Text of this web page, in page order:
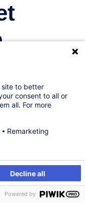
site to better
consent to all or
all. For more
Remarketing
Decline all
Powered by